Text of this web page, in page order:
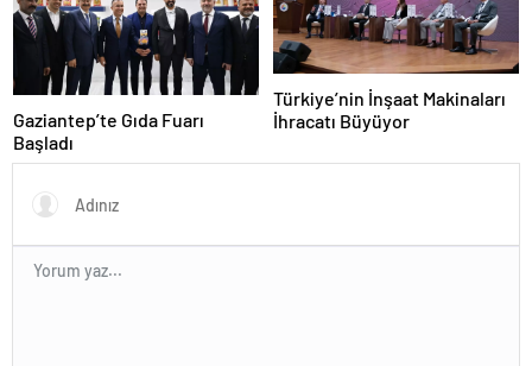
Gaziantep’te Gıda Fuarı
Başladı
Türkiye’nin İnşaat Makinaları
İhracatı Büyüyor